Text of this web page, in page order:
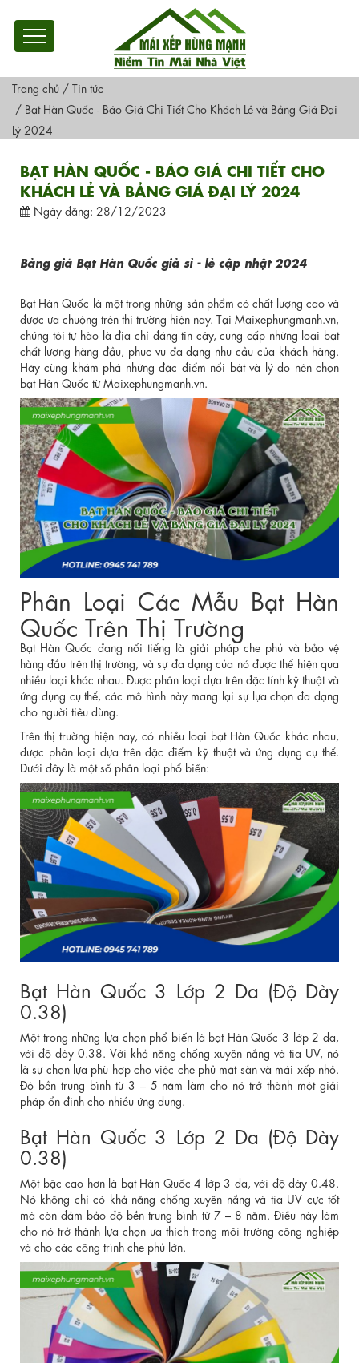
Trang chủ / Tin tức
/ Bạt Hàn Quốc - Báo Giá Chi Tiết Cho Khách Lẻ và Bảng Giá Đại
Lý 2024
BẠT HÀN QUỐC - BÁO GIÁ CHI TIẾT CHO
KHÁCH LẺ VÀ BẢNG GIÁ ĐẠI LÝ 2024
Ngày đăng: 28/12/2023
Bảng giá Bạt Hàn Quốc giả sỉ - lẻ cập nhật 2024
Bạt Hàn Quốc là một trong những sản phẩm có chất lượng cao và
được ưa chuộng trên thị trường hiện nay. Tại Maixephungmanh.vn,
chúng tôi tự hào là địa chỉ đáng tin cậy, cung cấp những loại bạt
chất lượng hàng đầu, phục vụ đa dạng nhu cầu của khách hàng.
Hãy cùng khám phá những đặc điểm nổi bật và lý do nên chọn
bạt Hàn Quốc từ Maixephungmanh.vn.
Phân Loại Các Mẫu Bạt Hàn
Quốc Trên Thị Trường
Bạt Hàn Quốc đang nổi tiếng là giải pháp che phủ và bảo vệ
hàng đầu trên thị trường, và sự đa dạng của nó được thể hiện qua
nhiều loại khác nhau. Được phân loại dựa trên đặc tính kỹ thuật và
ứng dụng cụ thể, các mô hình này mang lại sự lựa chọn đa dạng
cho người tiêu dùng.
Trên thị trường hiện nay, có nhiều loại bạt Hàn Quốc khác nhau,
được phân loại dựa trên đặc điểm kỹ thuật và ứng dụng cụ thể.
Dưới đây là một số phân loại phổ biến:
Bạt Hàn Quốc 3 Lớp 2 Da (Độ Dày
0.38)
Một trong những lựa chọn phổ biến là bạt Hàn Quốc 3 lớp 2 da,
với độ dày 0.38. Với khả năng chống xuyên nắng và tia UV, nó
là sự chọn lựa phù hợp cho việc che phủ mặt sàn và mái xếp nhỏ.
Độ bền trung bình từ 3 – 5 năm làm cho nó trở thành một giải
pháp ổn định cho nhiều ứng dụng.
Bạt Hàn Quốc 3 Lớp 2 Da (Độ Dày
0.38)
Một bậc cao hơn là bạt Hàn Quốc 4 lớp 3 da, với độ dày 0.48.
Nó không chỉ có khả năng chống xuyên nắng và tia UV cực tốt
mà còn đảm bảo độ bền trung bình từ 7 – 8 năm. Điều này làm
cho nó trở thành lựa chọn ưa thích trong môi trường công nghiệp
và cho các công trình che phủ lớn.